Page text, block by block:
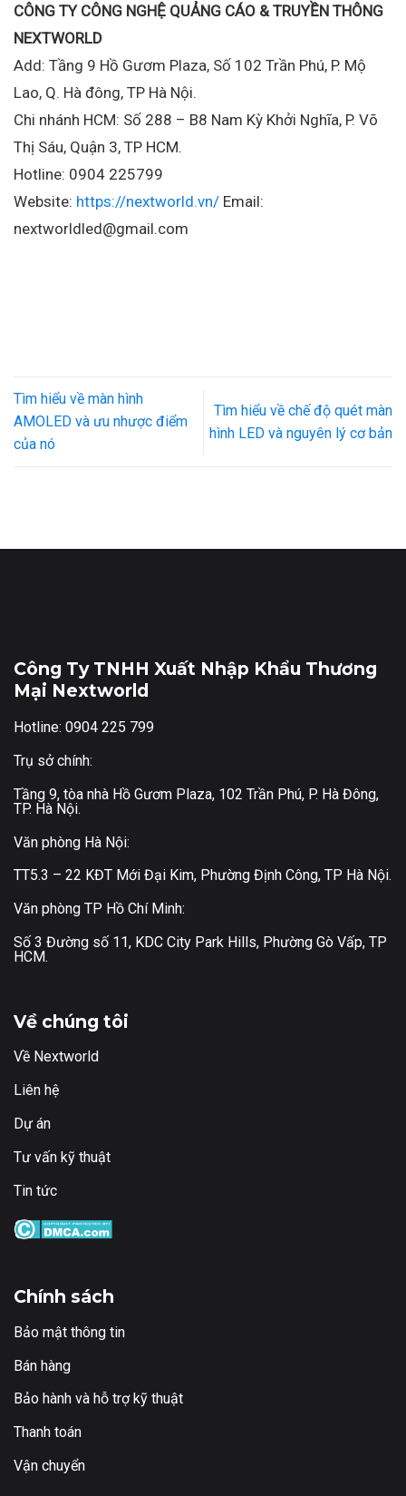
CÔNG TY CÔNG NGHỆ QUẢNG CÁO & TRUYỀN THÔNG
NEXTWORLD
Add: Tầng 9 Hồ Gươm Plaza, Số 102 Trần Phú, P. Mộ
Lao, Q. Hà đông, TP Hà Nội.
Chi nhánh HCM: Số 288 – B8 Nam Kỳ Khởi Nghĩa, P. Võ
Thị Sáu, Quận 3, TP HCM.
Hotline: 0904 225799
Website: https://nextworld.vn/ Email:
nextworldled@gmail.com
Tìm hiểu về màn hình
AMOLED và ưu nhược điểm
của nó
Tìm hiểu về chế độ quét màn
hình LED và nguyên lý cơ bản
Công Ty TNHH Xuất Nhập Khẩu Thương
Mại Nextworld
Hotline: 0904 225 799
Trụ sở chính:
Tầng 9, tòa nhà Hồ Gươm Plaza, 102 Trần Phú, P. Hà Đông,
TP. Hà Nội.
Văn phòng Hà Nội:
TT5.3 – 22 KĐT Mới Đại Kim, Phường Định Công, TP Hà Nội.
Văn phòng TP Hồ Chí Minh:
Số 3 Đường số 11, KDC City Park Hills, Phường Gò Vấp, TP
HCM.
Về chúng tôi
Về Nextworld
Liên hệ
Dự án
Tư vấn kỹ thuật
Tin tức
Chính sách
Bảo mật thông tin
Bán hàng
Bảo hành và hỗ trợ kỹ thuật
Thanh toán
Vận chuyển